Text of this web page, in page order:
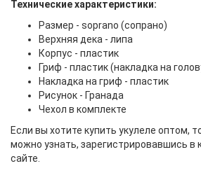
Технические характеристики:
Размер - soprano (сопрано)
Верхняя дека - липа
Корпус - пластик
Гриф - пластик (накладка на
Накладка на гриф - пластик
Рисунок - Гранада
Чехол в комплекте
Если вы хотите купить укулеле оптом,
можно узнать, зарегистрировавшись в
сайте.